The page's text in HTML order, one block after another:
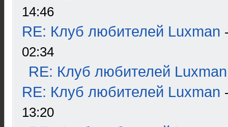
14:46
RE: Клуб любителей Luxman
02:34
RE: Клуб любителей Luxman
RE: Клуб любителей Luxman
13:20